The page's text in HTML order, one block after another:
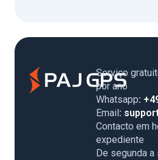
Serviço
por ano
Whatsapp:
Email :
Contacto em
expediente
De segunda